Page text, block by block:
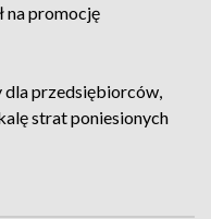
na promocję
dla przedsiębiorców,
strat poniesionych